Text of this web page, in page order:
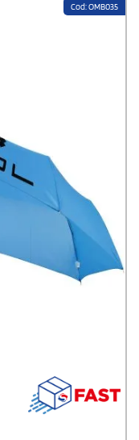
Cod: OMB035